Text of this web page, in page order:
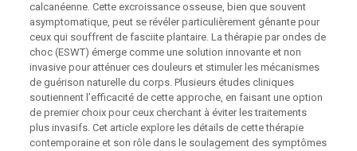
calcanéenne. Cette excroissance osseuse, bien que souvent
asymptomatique, peut se révéler particulièrement gênante pour
ceux qui souffrent de fasciite plantaire. La thérapie par ondes de
choc (ESWT) émerge comme une solution innovante et non
invasive pour atténuer ces douleurs et stimuler les mécanismes
de guérison naturelle du corps. Plusieurs études cliniques
soutiennent l’efficacité de cette approche, en faisant une option
de premier choix pour ceux cherchant à éviter les traitements
plus invasifs. Cet article explore les détails de cette thérapie
contemporaine et son rôle dans le soulagement des symptômes